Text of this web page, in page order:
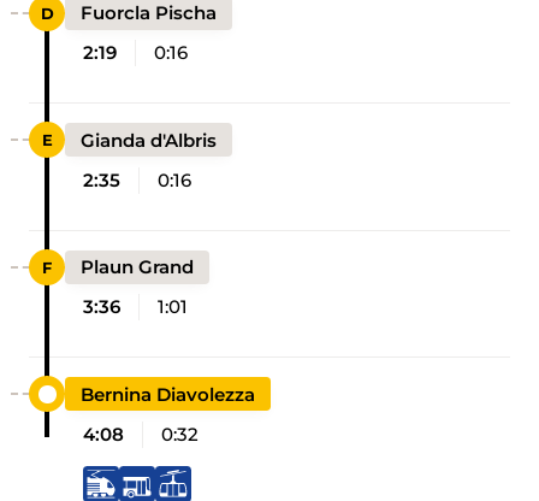
Fuorcla Pischa
2:19
0:16
Gianda d'Albris
2:35
0:16
Plaun Grand
3:36
1:01
Bernina Diavolezza
4:08
0:32